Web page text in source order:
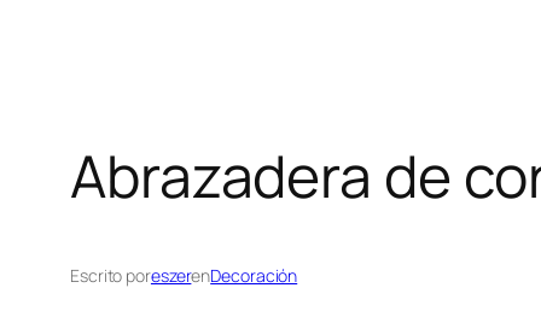
Abrazadera de
Escrito poreszerenDecoración